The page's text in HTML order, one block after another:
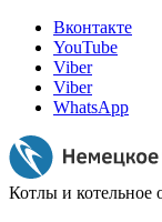
Вконтакте
YouTube
Viber
Viber
WhatsApp
Котлы и котельное